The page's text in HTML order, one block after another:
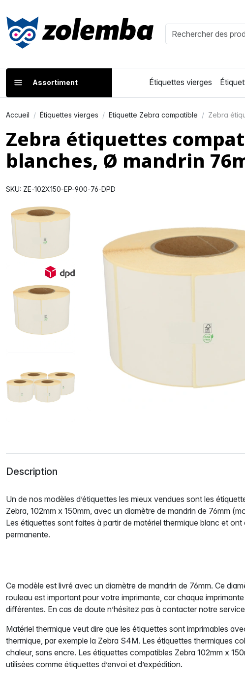
Assortiment Étiquettes vierges
Accueil Étiquettes vierges Etiquette Zebra compatible Zebra
Zebra étiquettes
blanches, Ø mandrin
SKU: ZE-102X150-EP-900-76-DPD
Description
Un de nos modèles d’étiquettes les mieux vendues sont les
Zebra, 102mm x 150mm, avec un diamètre de mandrin de 76mm
Les étiquettes sont faites à partir de matériel thermique blanc et ont
permanente.
Ce modèle est livré avec un diamètre de mandrin de 76mm. Ce
rouleau est important pour votre imprimante, car chaque
différentes. En cas de doute n’hésitez pas à contacter notre
Matériel thermique veut dire que les étiquettes sont imprimables
thermique, par exemple la Zebra S4M. Les étiquettes thermiques
chaleur, sans encre. Les étiquettes compatibles Zebra 102mm x
utilisées comme étiquettes d’envoi et d’expédition.